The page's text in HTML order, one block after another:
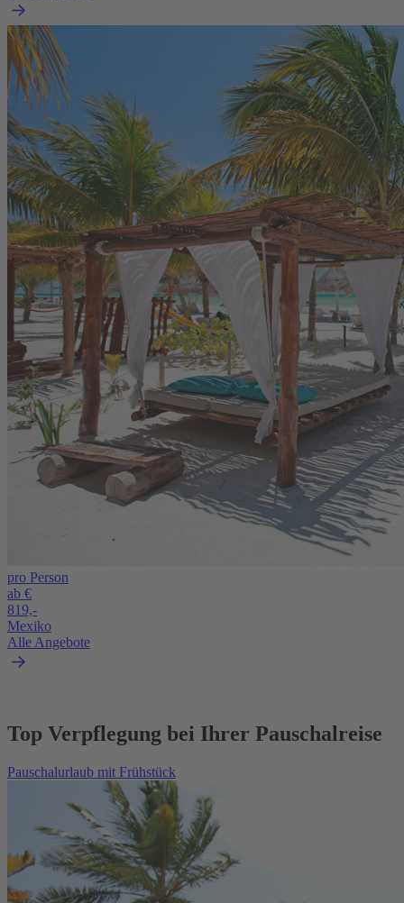
pro Person
ab €
819,-
Mexiko
Alle Angebote
Top Verpflegung bei Ihrer Pauschalreise
Pauschalurlaub mit Frühstück